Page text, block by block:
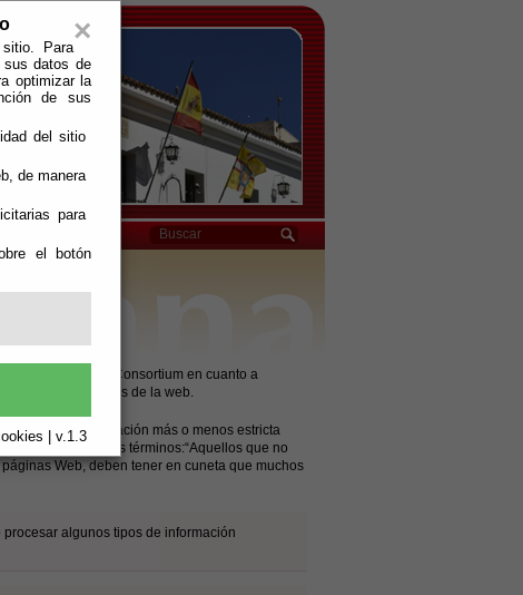
×
Para
sus datos de
optimizar la
de sus
del sitio
de manera
para
el botón
| v.1.3
World Wide Web Consortium en cuanto a
de los contenidos de la web.
y de su aplicación más o menos estricta
de ellas en estos términos:“Aquellos que no
Web, deben tener en cuneta que muchos
algunos tipos de información